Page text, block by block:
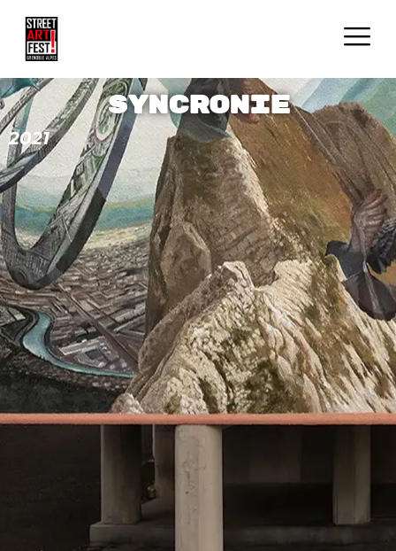
Syncronie
2021